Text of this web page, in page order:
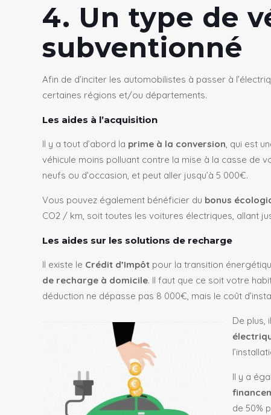
4. Un type de
subventionné
Afin de d’inciter les automobilistes à passer à
certaines régions et/ou départements.
Les aides à l’acquisition
Il y a tout d’abord la prime à la conversion, qui est
véhicule moins polluant contre la mise à la casse de
neufs ou d’occasion, et peut aller jusqu’à 5 000€.
Vous pouvez également bénéficier du bonus
CO2 / km, soit toutes les voitures électriques, allant
Les aides sur les solutions de recharge
Il existe le Crédit d’Impôt pour la transition
de recharge à domicile. Il faut que ce soit votre
déduction ne dépasse pas 8 000€, mais le coût
De plus,
Il y a
de 50%